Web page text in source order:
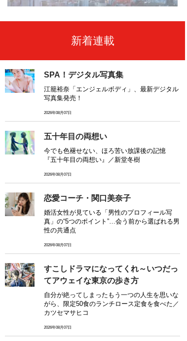
新着連載
SPA！デジタル写真集
江籠裕奈「エンジェルボディ」、最新デジタル
写真集発売！
2026年08月07日
五十年目の両想い
今でも色褪せない、ほろ苦い放課後の記憶
『五十年目の両想い』／新堂冬樹
2026年08月07日
恋愛コーチ・関口美奈子
婚活女性が見ている「男性のプロフィール写
真」の“5つのポイント”…会う前から選ばれる男
性の共通点
2026年08月07日
すこしドラマになってくれ～いつだっ
てアウェイな東京の歩き方
自分が絶ってしまったもう一つの人生を思いな
がら、限定50食のランチロース定食を食べた／
カツセマサヒコ
2026年08月07日